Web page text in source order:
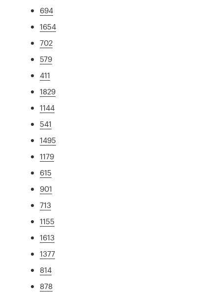
694
1654
702
579
411
1829
1144
541
1495
1179
615
901
713
1155
1613
1377
814
878